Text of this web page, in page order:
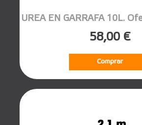
UREA EN GARRAFA 10L.
58,00 €
Comprar